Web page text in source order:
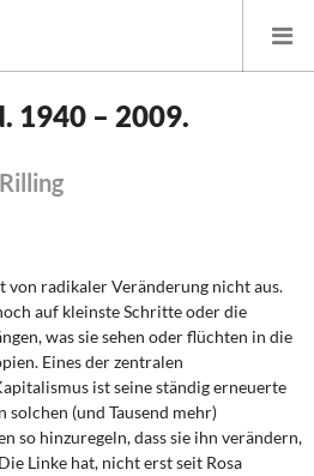
und Finanzpolitik
und Daseinsvorsorge
1940 – 2009.
radikaler Veränderung nicht aus.
auf kleinste Schritte oder die
was sie sehen oder flüchten in die
Eines der zentralen
ist seine ständig erneuerte
(und Tausend mehr)
so hinzuregeln, dass sie ihn verändern,
Linke hat, nicht erst seit Rosa